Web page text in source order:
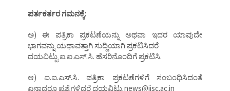
ಪರ್ತಕರ್ತರ ಗಮನಕ್ಕೆ:
ಅ) ಈ ಪತ್ರಿಕಾ ಪ್ರಕಟಣೆಯನ್ನು ಅಥವಾ ಇದರ ಯಾವುದೇ
ಭಾಗವನ್ನು ಯಥಾವತ್ತಾಗಿ ಸುದ್ದಿಯಾಗಿ ಪ್ರಕಟಿಸಿದರೆ
ದಯವಿಟ್ಟು ಐ.ಐ.ಎಸ್.ಸಿ. ಹೆಸರಿನೊಂದಿಗೆ ಪ್ರಕಟಿಸಿ.
ಆ) ಐ.ಐ.ಎಸ್.ಸಿ. ಪತ್ರಿಕಾ ಪ್ರಕಟಣೆಗಳಿಗೆ ಸಂಬಂಧಿಸಿದಂತೆ
ಏನಾದರೂ ಪ್ರಶ್ನೆಗಳಿದ್ದರೆ ದಯವಿಟ್ಟು news@iisc.ac.in